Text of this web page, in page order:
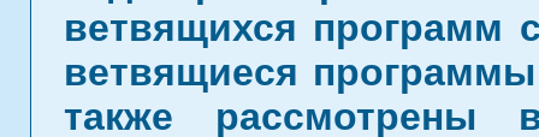
ветвящихся программ
ветвящиеся
также рассмотрены